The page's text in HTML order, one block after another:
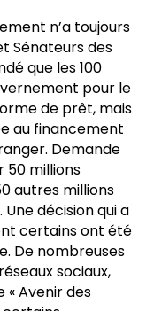
n’a toujours
Sénateurs des
que les 100
pour le
de prêt, mais
au financement
Demande
50 millions
autres millions
décision qui a
certains ont été
De nombreuses
sociaux,
Avenir des